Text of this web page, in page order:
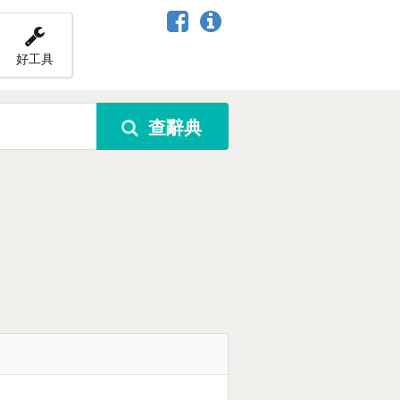
好工具
查辭典